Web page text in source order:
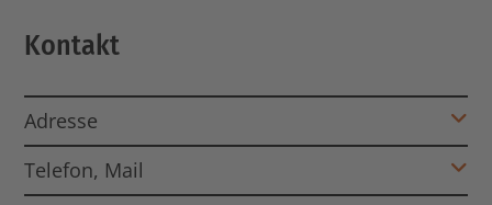
Kontakt
Adresse
Telefon, Mail